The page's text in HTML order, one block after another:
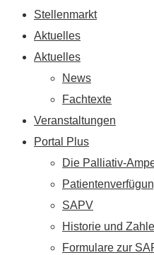
Stellenmarkt
Aktuelles
Aktuelles
News
Fachtexte
Veranstaltungen
Portal Plus
Die Palliativ-
SAPV
Historie und
Formulare zur